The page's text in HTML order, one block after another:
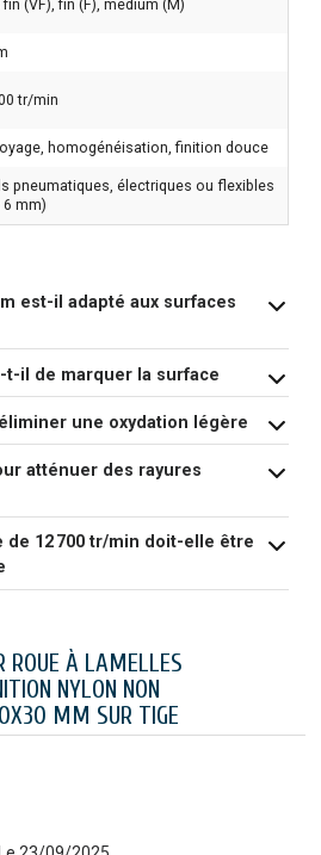
fin (VF), fin (F), médium (M)
tr/min
homogénéisation, finition douce
pneumatiques, électriques ou flexibles
6 mm)
est-il adapté aux surfaces
t-il de marquer la surface
une oxydation légère
atténuer des rayures
de 12 700 tr/min doit-elle être
ROUE À LAMELLES
NYLON NON
MM SUR TIGE